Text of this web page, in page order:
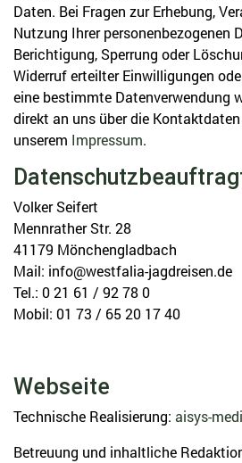
Daten. Bei Fragen zur Erhebung,
Nutzung Ihrer personenbezogenen
Berichtigung, Sperrung oder
Widerruf erteilter Einwilligungen
eine bestimmte Datenverwendung
direkt an uns über die
unserem Impressum.
Volker Seifert
Mennrather Str. 28
41179 Mönchengladbach
Mail: info@westfalia-jagdreisen.de
Tel.: 0 21 61 / 92 78 0
Mobil: 01 73 / 65 20 17 40
Webseite
Technische Realisierung: aisys-
Betreuung und inhaltliche